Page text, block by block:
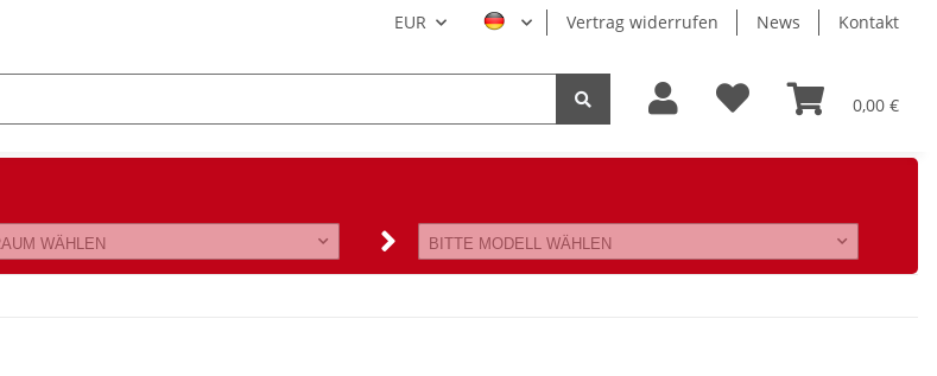
EUR Vertrag widerrufen News Kontakt
0,00 €
WÄHLEN BITTE MODELL WÄHLEN